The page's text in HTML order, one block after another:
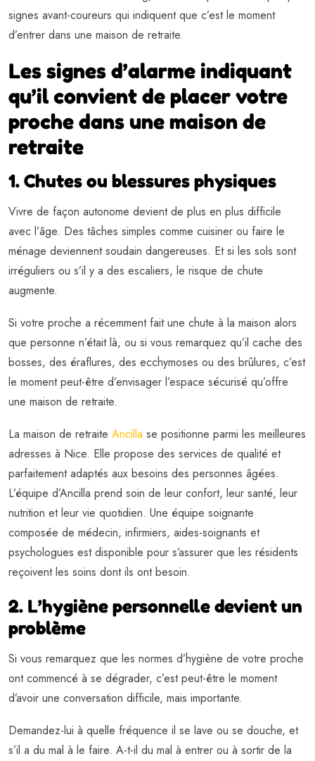
signes avant-coureurs qui indiquent que c’est le moment
d’entrer dans une maison de retraite.
Les signes d’alarme indiquant
qu’il convient de placer votre
proche dans une maison de
retraite
1. Chutes ou blessures physiques
Vivre de façon autonome devient de plus en plus difficile
avec l’âge. Des tâches simples comme cuisiner ou faire le
ménage deviennent soudain dangereuses. Et si les sols sont
irréguliers ou s’il y a des escaliers, le risque de chute
augmente.
Si votre proche a récemment fait une chute à la maison alors
que personne n’était là, ou si vous remarquez qu’il cache des
bosses, des éraflures, des ecchymoses ou des brûlures, c’est
le moment peut-être d’envisager l’espace sécurisé qu’offre
une maison de retraite.
La maison de retraite Ancilla se positionne parmi les meilleures
adresses à Nice. Elle propose des services de qualité et
parfaitement adaptés aux besoins des personnes âgées.
L’équipe d’Ancilla prend soin de leur confort, leur santé, leur
nutrition et leur vie quotidien. Une équipe soignante
composée de médecin, infirmiers, aides-soignants et
psychologues est disponible pour s’assurer que les résidents
reçoivent les soins dont ils ont besoin.
2. L’hygiène personnelle devient un
problème
Si vous remarquez que les normes d’hygiène de votre proche
ont commencé à se dégrader, c’est peut-être le moment
d’avoir une conversation difficile, mais importante.
Demandez-lui à quelle fréquence il se lave ou se douche, et
s’il a du mal à le faire. A-t-il du mal à entrer ou à sortir de la